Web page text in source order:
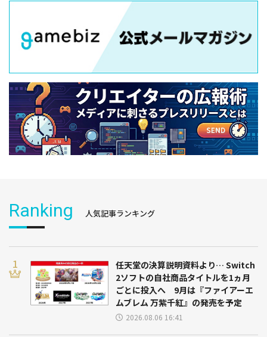
Ranking 人気記事ランキング
任天堂の決算説明資料より… Switch
2ソフトの自社商品タイトルを1ヵ月
ごとに投入へ 9月は『ファイアーエ
ムブレム 万紫千紅』の発売を予定
2026.08.06 16:41